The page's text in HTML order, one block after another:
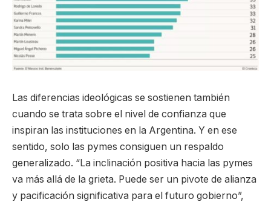
Las diferencias ideológicas se sostienen también
cuando se trata sobre el nivel de confianza que
inspiran las instituciones en la Argentina. Y en ese
sentido, solo las pymes consiguen un respaldo
generalizado. “La inclinación positiva hacia las pymes
va más allá de la grieta. Puede ser un pivote de alianza
y pacificación significativa para el futuro gobierno”,